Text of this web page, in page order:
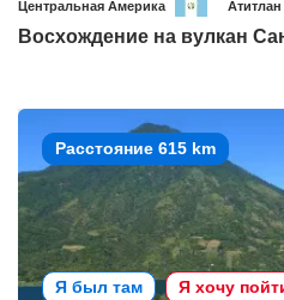
Центральная Америка Атитлан
Восхождение на вулкан
Расстояние 615 km
Я был там Я хочу